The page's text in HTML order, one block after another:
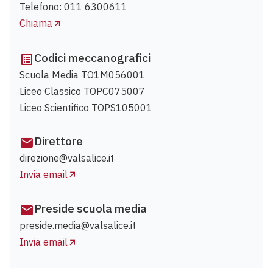
Telefono: 011 6300611
Chiama
Codici meccanografici
Scuola Media TO1M056001
Liceo Classico TOPC075007
Liceo Scientifico TOPS105001
Direttore
direzione@valsalice.it
Invia email
Preside scuola media
preside.media@valsalice.it
Invia email